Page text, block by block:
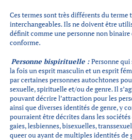
Ces termes sont très différents du terme
interchangeables. Ils ne doivent être
définit comme une personne non binaire
conforme.
Personne bispirituelle :Personne
la fois un esprit masculin et un esprit
par certaines personnes autochtones
sexuelle, spirituelle et/ou de genre. Il
pouvant décrire l’attraction pour les
ainsi que diverses identités de genre, y
pourraient être décrites dans les
gaies, lesbiennes, bisexuelles,
queer ou ayant de multiples identités de